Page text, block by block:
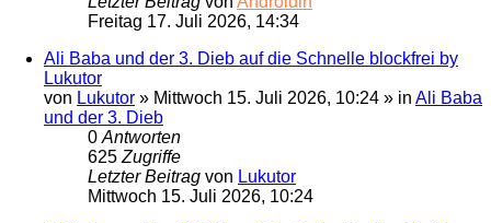
Freitag 17. Juli 2026, 14:34
Ali Baba und der 3. Dieb auf die Schnelle blockfrei by
Lukutor
von Lukutor » Mittwoch 15. Juli 2026, 10:24 » in Ali Baba
und der 3. Dieb
0Antworten
625Zugriffe
Letzter Beitrag von Lukutor
Mittwoch 15. Juli 2026, 10:24